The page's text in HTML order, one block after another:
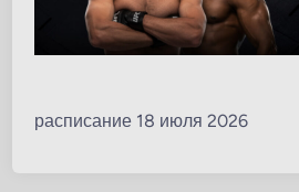
расписание 18 июля 2026